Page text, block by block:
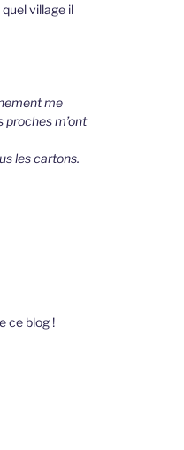
village il
me
m’ont
les cartons.
ce blog !